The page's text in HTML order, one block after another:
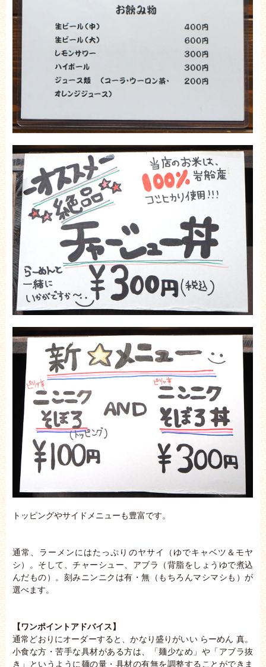
トッピングやサイドメニューも豊富です。
通常、ラーメンにはたっぷりのヤサイ（ゆでキャベツ＆モヤ
シ）。そして、チャーシュー、アブラ（背脂をしょうゆで煮込
んだもの）。刻みニンニクは有・無（もちろんマシマシも）が
選べます。
【ワンポイントアドバイス】
通常どおりにオーダーすると、かなり盛りがいい らーめん 真。
小食な方・苦手な具材がある方は、「麺少なめ」や「アブラ抜
き」というように麺の量・具材の有無を調整することができま